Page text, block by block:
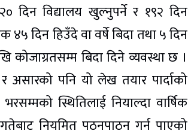
दिन विद्यालय खुल्नुपर्ने र १९२ दिन
दिन हिउँदे वा वर्षे बिदा तथा ५ दिन
कोजाग्रतसम्म बिदा दिने व्यवस्था छ ।
पनि यो लेख तयार पार्दाको
स्थितिलाई नियाल्दा वार्षिक
नियमित पठनपाठन गर्न पाएको